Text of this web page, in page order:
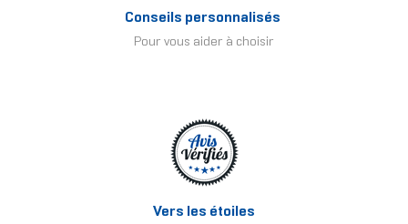
Conseils personnalisés
Pour vous aider à choisir
Vers les étoiles